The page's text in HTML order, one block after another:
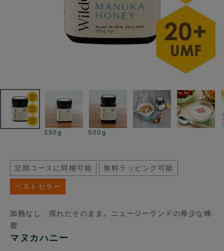
250g 500g
定期コースに同梱可能 無料ラッピング可能
ベストセラー
加熱なし、採れたそのまま。ニュージーランドの希少な蜂
蜜
マヌカハニー